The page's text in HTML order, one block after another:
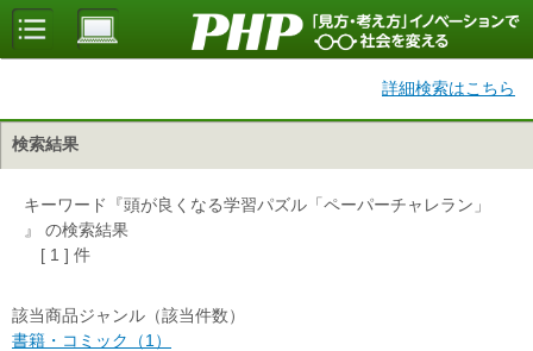
詳細検索はこちら
検索結果
キーワード『頭が良くなる学習パズル「ペーパーチャレラン」
』 の検索結果
[ 1 ] 件
該当商品ジャンル（該当件数）
書籍・コミック（1）